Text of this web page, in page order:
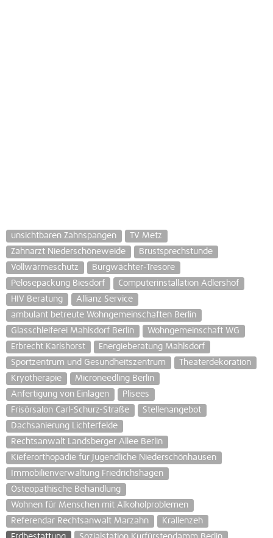
unsichtbaren Zahnspangen
TV Metz
Zahnarzt Niederschöneweide
Brustsprechstunde
Vollwärmeschutz
Burgwächter-Tresore
Pelosepackung Biesdorf
Computerinstallation Adlershof
HIV Beratung
Allianz Service
ambulant betreute Wohngemeinschaften Berlin
Glasschleiferei Mahlsdorf Berlin
Wohngemeinschaft WG
Erbrecht Karlshorst
Energieberatung Mahlsdorf
Sportzentrum und Gesundheitszentrum
Theaterdekoration
Kryotherapie
Microneedling Berlin
Anfertigung von Einlagen
Plisees
Frisörsalon Carl-Schurz-Straße
Stellenangebot
Dachsanierung Lichterfelde
Rechtsanwalt Landsberger Allee Berlin
Kieferorthopädie für Jugendliche Niederschönhausen
Immobilienverwaltung Friedrichshagen
Osteopathische Behandlung
Wohnen für Menschen mit Alkoholproblemen
Referendar Rechtsanwalt Marzahn
Krallenzeh